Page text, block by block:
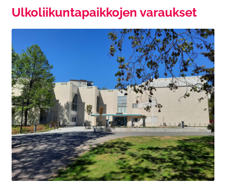
Ulkoliikuntapaikkojen varaukset